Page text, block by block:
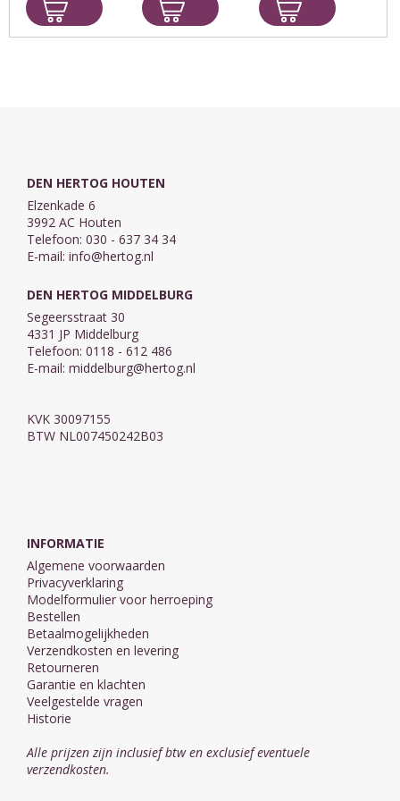
twee van de
langst­lopende
en
liefste en
leukste
boerderijdieren.
in. Mama
brengt me
straks
DEN HERTOG HOUTEN
Elzenkade 6
3992 AC Houten
Telefoon: 030 - 637 34 34
E-mail: info@hertog.nl
DEN HERTOG MIDDELBURG
Segeersstraat 30
4331 JP Middelburg
Telefoon: 0118 - 612 486
E-mail: middelburg@hertog.nl
KVK 30097155
BTW NL007450242B03
INFORMATIE
Algemene voorwaarden
Privacyverklaring
Modelformulier voor herroeping
Bestellen
Betaalmogelijkheden
Verzendkosten en levering
Retourneren
Garantie en klachten
Veelgestelde vragen
Historie
Alle prijzen zijn inclusief btw en exclusief eventuele
verzendkosten.